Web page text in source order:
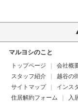
マルヨシのこと
トップページ 会社概
スタッフ紹介
越谷の
サイトマップ
インス
住居解約フォーム
入